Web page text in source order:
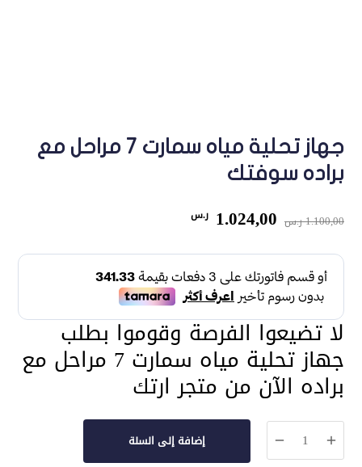
جهاز تحلية مياه سمارت 7 مراحل مع
براده سوفتك
1.100,00ر.س السعر
الأصلي
هو:
1.100,00 ر.س.
1.024,00 ر.سالسعر
الحالي
هو:
1.024,00 ر.س.
لا تضيعوا الفرصة وقوموا بطلب
جهاز تحلية مياه سمارت 7 مراحل مع
براده الآن من متجر ارتك
كمية
إضافة إلى السلة